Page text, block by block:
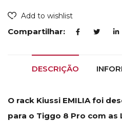
Add to wishlist
Compartilhar:
DESCRIÇÃO
O rack Kiussi EMILIA foi
para o Tiggo 8 Pro com as